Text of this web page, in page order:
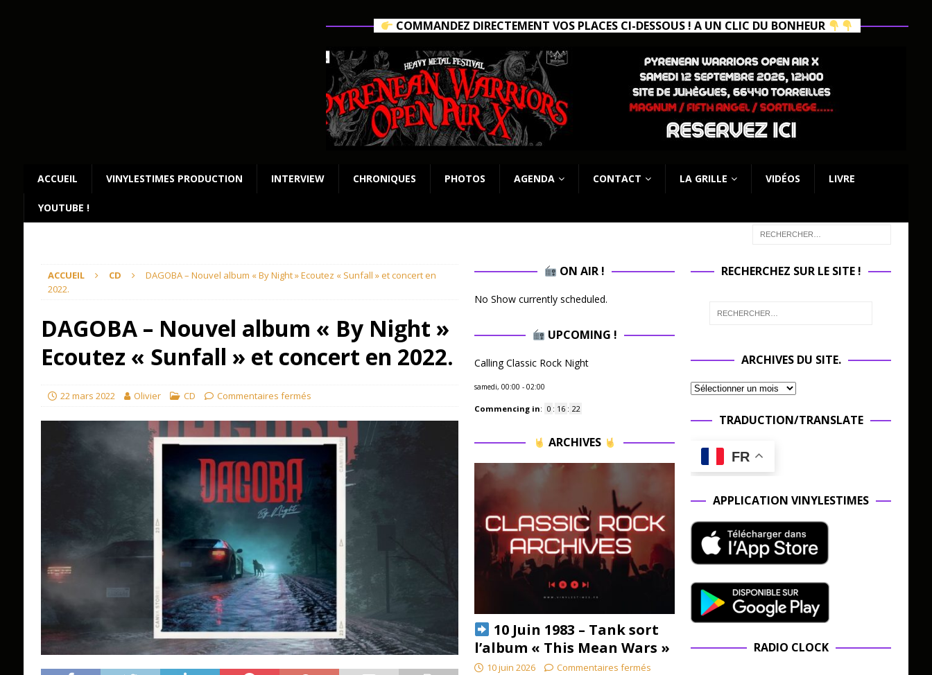
COMMANDEZ DIRECTEMENT VOS PLACES CI-DESSOUS ! A UN CLIC DU BONHEUR
ACCUEIL VINYLESTIMES PRODUCTION INTERVIEW CHRONIQUES PHOTOS AGENDA CONTACT LA GRILLE VIDÉOS LIVRE
YOUTUBE !
ACCUEIL CD
DAGOBA – Nouvel album « By Night » Ecoutez « Sunfall » et concert en
2022.
DAGOBA – Nouvel album « By Night »
Ecoutez « Sunfall » et concert en 2022.
22 mars 2022 Olivier CD Commentaires fermés
ON AIR !
No Show currently scheduled.
UPCOMING !
Calling Classic Rock Night
samedi, 00:00 - 02:00
Commencing in: 0 : 16 : 21
ARCHIVES
10 Juin 1983 – Tank sort
l’album « This Mean Wars »
10 juin 2026 Commentaires fermés
RECHERCHEZ SUR LE SITE !
ARCHIVES DU SITE.
TRADUCTION/TRANSLATE
FR
APPLICATION VINYLESTIMES
RADIO CLOCK